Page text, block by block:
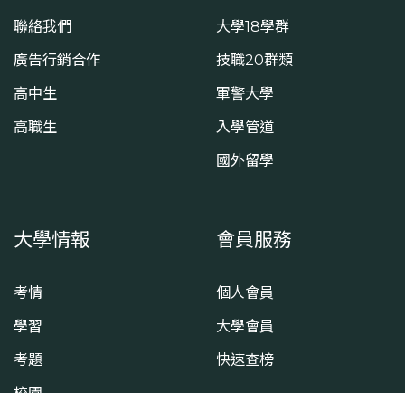
聯絡我們
廣告行銷合作
高中生
高職生
大學18學群
技職20群類
軍警大學
入學管道
國外留學
大學情報
考情
學習
考題
會員服務
個人會員
大學會員
快速查榜